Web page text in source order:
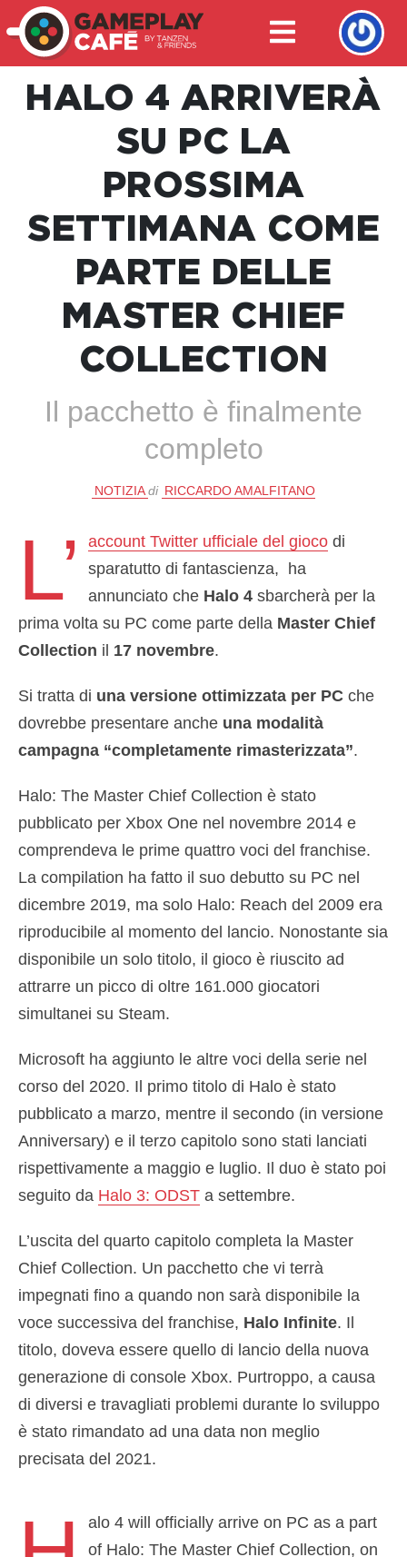
HALO 4 ARRIVERÀ
SU PC LA
PROSSIMA
SETTIMANA COME
PARTE DELLE
MASTER CHIEF
COLLECTION
Il pacchetto è finalmente
completo
NOTIZIA di RICCARDO AMALFITANO
L’ account Twitter ufficiale del gioco di
sparatutto di fantascienza, ha
annunciato che Halo 4 sbarcherà per la
prima volta su PC come parte della Master Chief
Collection il 17 novembre.
Si tratta di una versione ottimizzata per PC che
dovrebbe presentare anche una modalità
campagna “completamente rimasterizzata”.
Halo: The Master Chief Collection è stato
pubblicato per Xbox One nel novembre 2014 e
comprendeva le prime quattro voci del franchise.
La compilation ha fatto il suo debutto su PC nel
dicembre 2019, ma solo Halo: Reach del 2009 era
riproducibile al momento del lancio. Nonostante sia
disponibile un solo titolo, il gioco è riuscito ad
attrarre un picco di oltre 161.000 giocatori
simultanei su Steam.
Microsoft ha aggiunto le altre voci della serie nel
corso del 2020. Il primo titolo di Halo è stato
pubblicato a marzo, mentre il secondo (in versione
Anniversary) e il terzo capitolo sono stati lanciati
rispettivamente a maggio e luglio. Il duo è stato poi
seguito da Halo 3: ODST a settembre.
L’uscita del quarto capitolo completa la Master
Chief Collection. Un pacchetto che vi terrà
impegnati fino a quando non sarà disponibile la
voce successiva del franchise, Halo Infinite. Il
titolo, doveva essere quello di lancio della nuova
generazione di console Xbox. Purtroppo, a causa
di diversi e travagliati problemi durante lo sviluppo
è stato rimandato ad una data non meglio
precisata del 2021.
alo 4 will officially arrive on PC as a part
of Halo: The Master Chief Collection, on